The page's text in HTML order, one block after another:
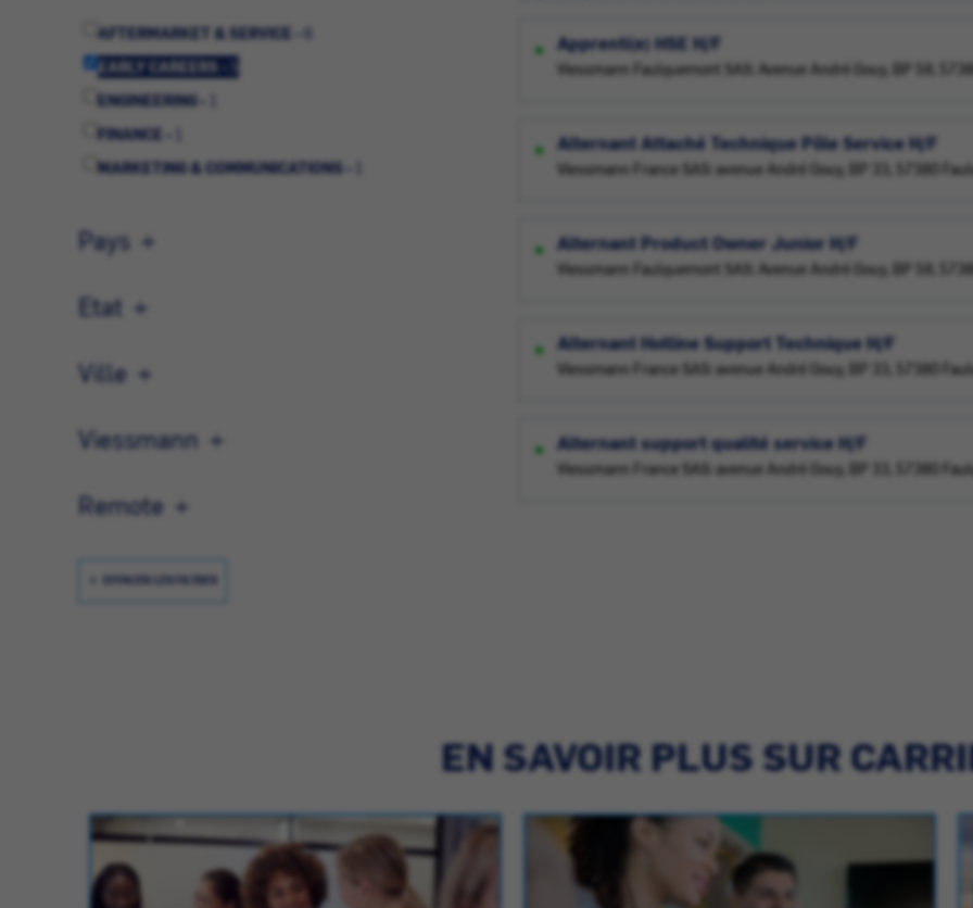
AFTERMARKET & SERVICE -
EARLY CAREERS -
ENGINEERING -
FINANCE -
MARKETING & COMMUNICATIONS -
Pays
Etat
Ville
Viessmann
Remote
EFFACER LES FILTRES
Apprenti(e) HSE H/F
Viessmann Faulquemont SAS: Avenue André Gouy, BP 59,
Alternant Attaché Technique Pôle Service H/F
Viessmann France SAS: avenue André Gouy, BP 33, 57380
Alternant Product Owner Junior H/F
Viessmann Faulquemont SAS: Avenue André Gouy, BP 59,
Alternant Hotline Support Technique H/F
Viessmann France SAS: avenue André Gouy, BP 33, 57380
Alternant support qualité service H/F
Viessmann France SAS: avenue André Gouy, BP 33, 57380
EN SAVOIR PLUS SUR